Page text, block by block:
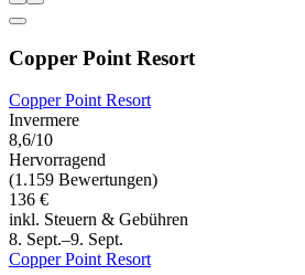
Copper Point Resort
Copper Point Resort
Invermere
8,6/10
Hervorragend
(1.159 Bewertungen)
136 €
inkl. Steuern & Gebühren
8. Sept.–9. Sept.
Copper Point Resort